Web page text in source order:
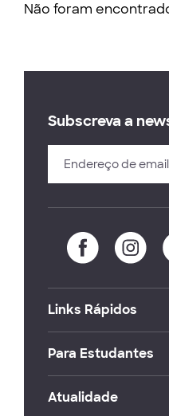
Não foram
Subscreva a
Links Rápidos
Para Estudantes
Atualidade